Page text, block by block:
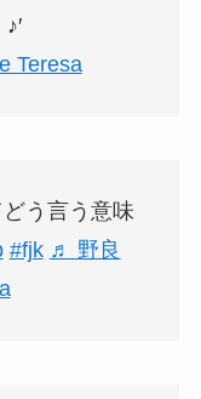
Teresa
う言う意味
#fjk ♬ 野良